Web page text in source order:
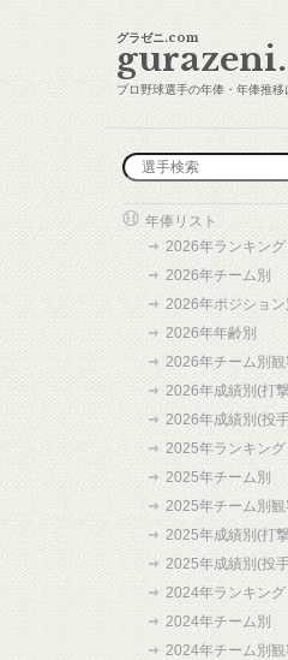
グラゼニ.com
プロ野球選手の年俸・年俸推移
年俸リスト
2026年ランキング
2026年チーム別
2026年ポジション
2026年年齢別
2026年チーム別観
2026年成績別(打
2026年成績別(投
2025年ランキング
2025年チーム別
2025年チーム別観
2025年成績別(打
2025年成績別(投
2024年ランキング
2024年チーム別
2024年チーム別観